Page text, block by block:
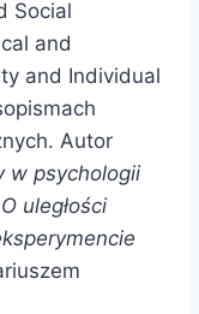
Social
and
and Individual
Autor
w psychologii
uległości